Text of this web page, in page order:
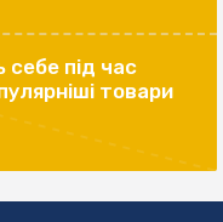
себе під час
товари